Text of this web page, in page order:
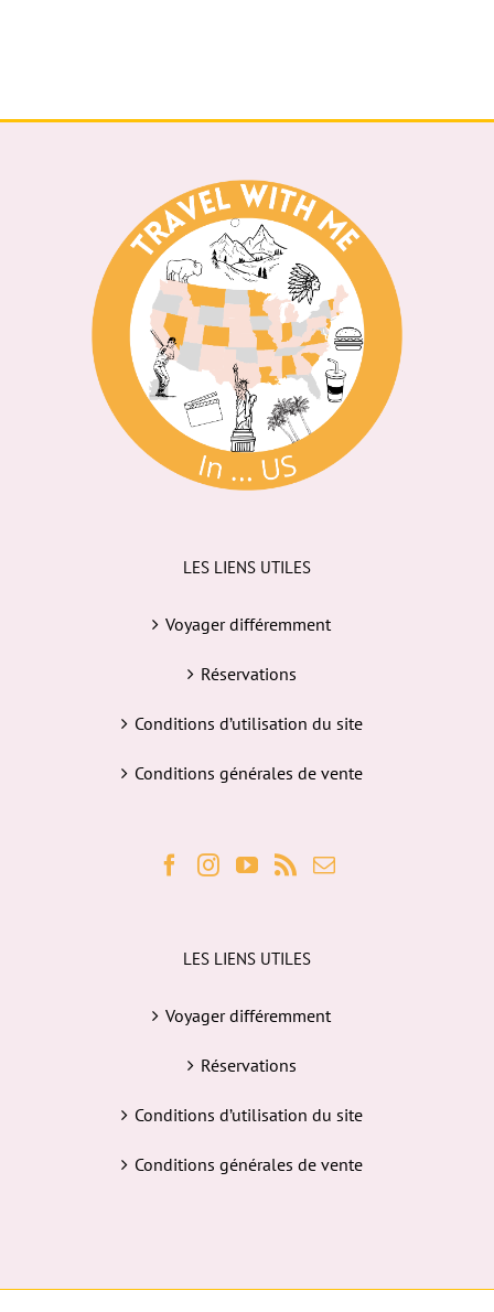
LES LIENS UTILES
Voyager différemment
Réservations
Conditions d’utilisation du site
Conditions générales de vente
LES LIENS UTILES
Voyager différemment
Réservations
Conditions d’utilisation du site
Conditions générales de vente